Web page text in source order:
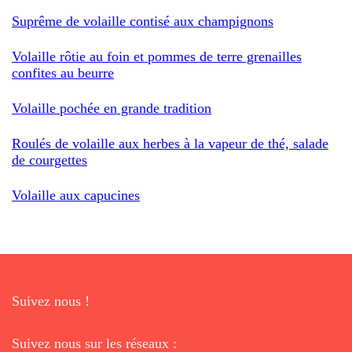
Suprême de volaille contisé aux champignons
Volaille rôtie au foin et pommes de terre grenailles
confites au beurre
Volaille pochée en grande tradition
Roulés de volaille aux herbes à la vapeur de thé, salade
de courgettes
Volaille aux capucines
Suivez nous !
Suivez nous sur les réseaux :